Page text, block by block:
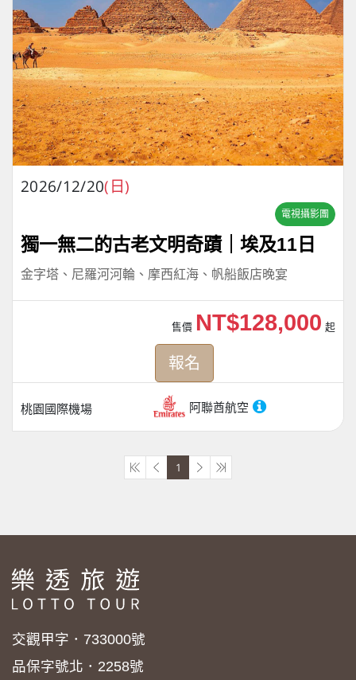
2026/12/20(日)
電視攝影團
獨一無二的古老文明奇蹟｜埃及11日
金字塔、尼羅河河輪、摩西紅海、帆船飯店晚宴
桃園國際機場 阿聯酋航空
售價 NT$128,000 起
報名
1
交觀甲字．733000號
品保字號北．2258號